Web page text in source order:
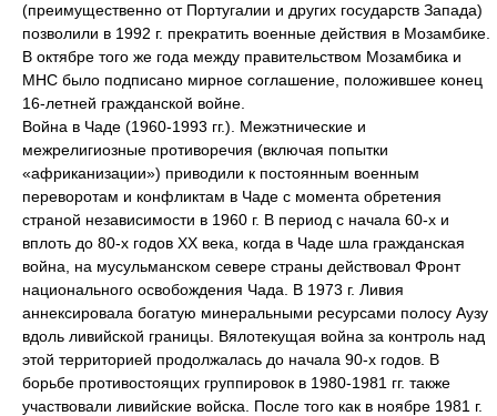
(преимущественно от Португалии и других государств Запада)
позволили в 1992 г. прекратить военные действия в Мозамбике.
В октябре того же года между правительством Мозамбика и
МНС было подписано мирное соглашение, положившее конец
16-летней гражданской войне.
Война в Чаде (1960-1993 гг.). Межэтнические и
межрелигиозные противоречия (включая попытки
«африканизации») приводили к постоянным военным
переворотам и конфликтам в Чаде с момента обретения
страной независимости в 1960 г. В период с начала 60-х и
вплоть до 80-х годов ХХ века, когда в Чаде шла гражданская
война, на мусульманском севере страны действовал Фронт
национального освобождения Чада. В 1973 г. Ливия
аннексировала богатую минеральными ресурсами полосу Аузу
вдоль ливийской границы. Вялотекущая война за контроль над
этой территорией продолжалась до начала 90-х годов. В
борьбе противостоящих группировок в 1980-1981 гг. также
участвовали ливийские войска. После того как в ноябре 1981 г.